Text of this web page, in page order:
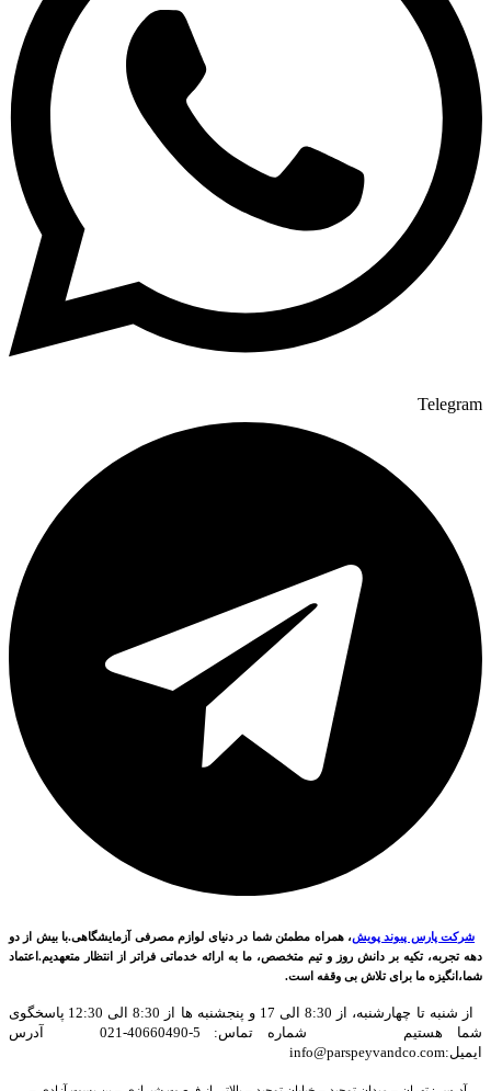
Telegram
شرکت پارس پیوند پویش، همراه مطمئن شما در دنیای لوازم مصرفی آزمایشگاهی.با بیش از دو
دهه تجربه، تکیه بر دانش روز و تیم متخصص، ما به ارائه خدماتی فراتر از انتظار متعهدیم.اعتماد
شما،انگیزه ما برای تلاش بی وقفه است.
از شنبه تا چهارشنبه، از 8:30 الی 17 و پنجشنبه ها از 8:30 الی 12:30 پاسخگوی
شما هستیم شماره تماس: 5-40660490-021 آدرس
ایمیل:info@parspeyvandco.com